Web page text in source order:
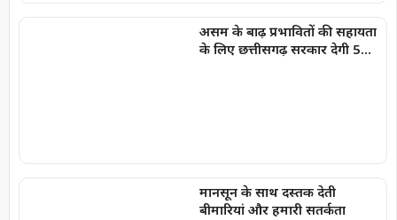
असम के बाढ़ प्रभावितों की सहायता
के लिए छत्तीसगढ़ सरकार देगी 5
मानसून के साथ दस्तक देती
बीमारियां और हमारी सतर्कता